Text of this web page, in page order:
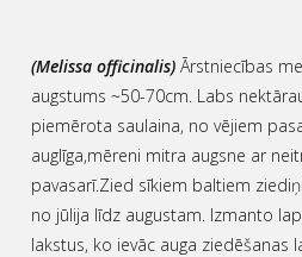
(Melissa officinalis)Ārstniecības
augstums ~50-70cm. Labs
piemērota saulaina, no vējiem
auglīga,mēreni mitra augsne ar
pavasarī.Zied sīkiem baltiem
no jūlija līdz augustam. Izmanto
lakstus, ko ievāc auga ziedēšanas